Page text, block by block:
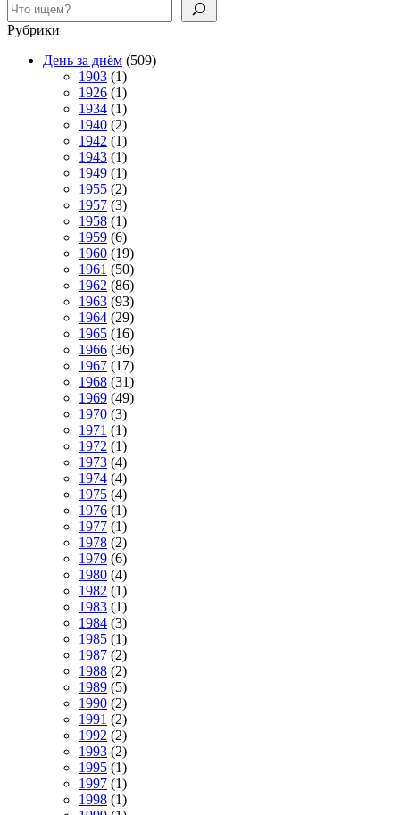
Рубрики
День за днём (509)
1903 (1)
1926 (1)
1934 (1)
1940 (2)
1942 (1)
1943 (1)
1949 (1)
1955 (2)
1957 (3)
1958 (1)
1959 (6)
1960 (19)
1961 (50)
1962 (86)
1963 (93)
1964 (29)
1965 (16)
1966 (36)
1967 (17)
1968 (31)
1969 (49)
1970 (3)
1971 (1)
1972 (1)
1973 (4)
1974 (4)
1975 (4)
1976 (1)
1977 (1)
1978 (2)
1979 (6)
1980 (4)
1982 (1)
1983 (1)
1984 (3)
1985 (1)
1987 (2)
1988 (2)
1989 (5)
1990 (2)
1991 (2)
1992 (2)
1993 (2)
1995 (1)
1997 (1)
1998 (1)